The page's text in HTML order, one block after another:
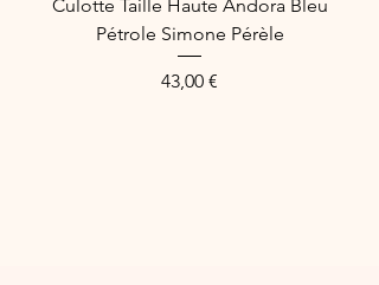
Polyamide 25% Élasthanne
Culotte Taille Haute Andora Bleu
Pétrole Simone Pérèle
Prix
43,00 €